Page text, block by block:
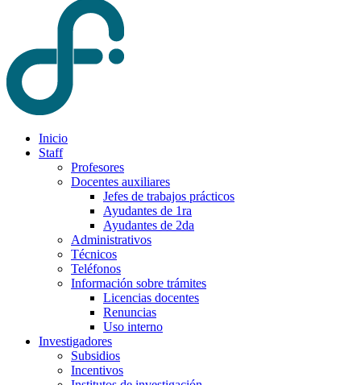
Inicio
Staff
Profesores
Docentes auxiliares
Jefes de trabajos prácticos
Ayudantes de 1ra
Ayudantes de 2da
Administrativos
Técnicos
Teléfonos
Información sobre trámites
Licencias docentes
Renuncias
Uso interno
Investigadores
Subsidios
Incentivos